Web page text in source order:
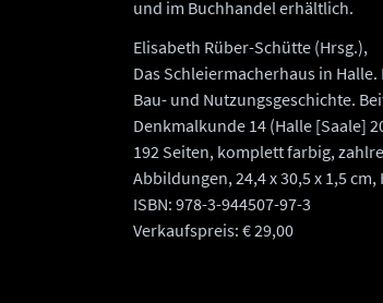
und im Buchhandel erhältlich.
Elisabeth Rüber-Schütte (Hrsg.),
Das Schleiermacherhaus in
Bau- und Nutzungsgeschichte.
Denkmalkunde 14 (Halle [Saale]
192 Seiten, komplett farbig,
Abbildungen, 24,4 x 30,5 x 1,5 cm,
ISBN: 978-3-944507-97-3
Verkaufspreis: € 29,00